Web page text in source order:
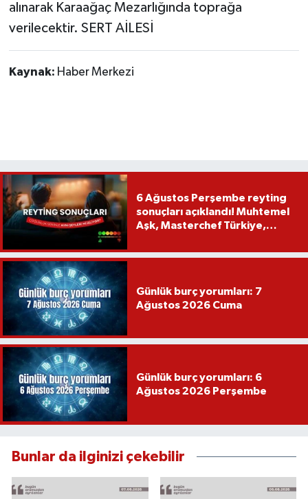
alınarak Karaağaç Mezarlığında toprağa
verilecektir. SERT AİLESİ
Kaynak: Haber Merkezi
6 Ağustos Perşembe reyting
sonuçları açıklandı! Muhtemel
Aşk, Masterchef Türkiye,
Günlük burç yorumları: 7
Ağustos 2026 Cuma
Günlük burç yorumları: 6
Ağustos 2026 Perşembe
Bunlar da ilginizi çekebilir